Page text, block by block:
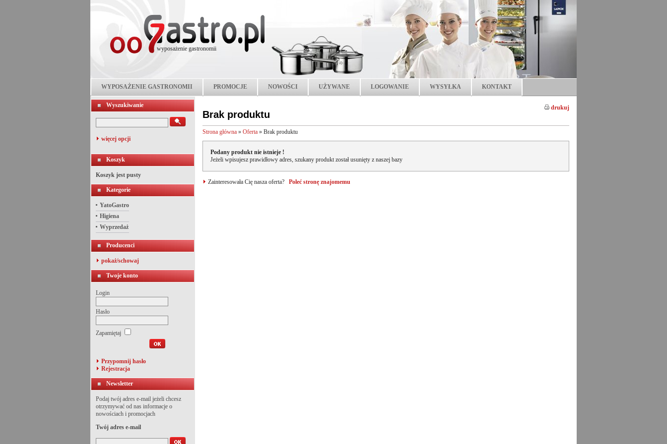
wyposażenie gastronomii
WYPOSAŻENIE GASTRONOMII PROMOCJE NOWOŚCI UŻYWANE LOGOWANIE WYSYŁKA KONTAKT
Wyszukiwanie
więcej opcji
Koszyk
Koszyk jest pusty
Kategorie
YatoGastro
Higiena
Wyprzedaż
Producenci
pokaż/schowaj
Twoje konto
Login
Hasło
Zapamiętaj
Przypomnij hasło
Rejestracja
Newsletter
Podaj twój adres e-mail jeżeli chcesz
otrzymywać od nas informacje o
nowościach i promocjach
Twój adres e-mail
drukuj
Brak produktu
Strona główna » Oferta » Brak produktu
Podany produkt nie istnieje !
Jeżeli wpisujesz prawidłowy adres, szukany produkt został usunięty z naszej bazy
Zainteresowała Cię nasza oferta? Poleć stronę znajomemu